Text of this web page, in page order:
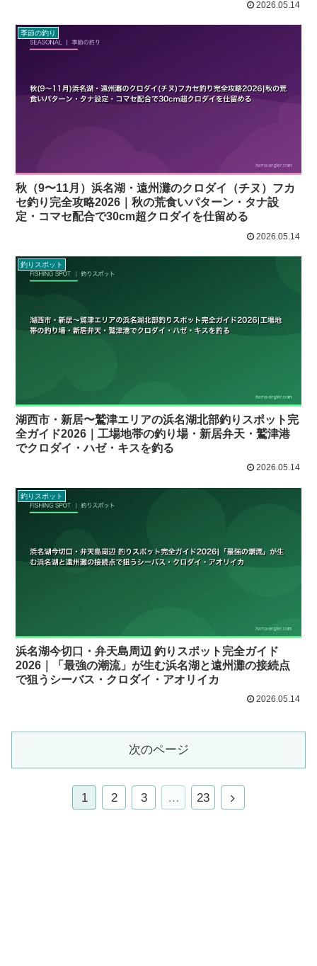
2026.05.14
季節の釣り
秋（9〜11月）浜名湖・遠州灘のクロダイ（チヌ）フカ
セ釣り完全攻略2026｜秋の荒食いパターン・タナ設
定・コマセ配合で30cm超クロダイを仕留める
2026.05.14
釣りスポット
湖西市・新居〜鷲津エリアの浜名湖北部釣りスポット完
全ガイド2026｜工場地帯の釣り場・新居弁天・鷲津港
でクロダイ・ハゼ・キスを釣る
2026.05.14
釣りスポット
浜名湖今切口・弁天島周辺 釣りスポット完全ガイド
2026｜「最強の潮流」が生む浜名湖と遠州灘の接続点
で狙うシーバス・クロダイ・アオリイカ
2026.05.14
次のページ
1 2 3 … 23